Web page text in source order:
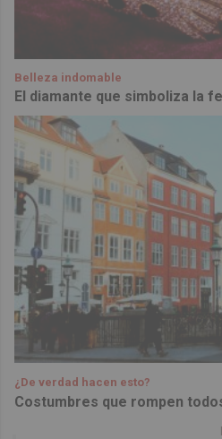
Belleza indomable
El diamante que simboliza la
¿De verdad hacen esto?
Costumbres que rompen